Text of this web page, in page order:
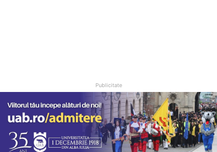
Publicitate